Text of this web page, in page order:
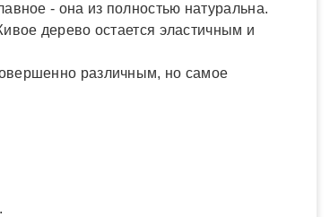
- она из полностью натуральна.
дерево остается эластичным и
различным, но самое